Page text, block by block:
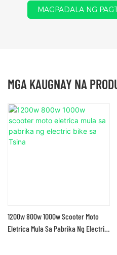
MAGPADALA NG
MGA KAUGNAY NA
1200w 800w 1000w Scooter Moto
Eletrica Mula Sa Pabrika Ng Electric